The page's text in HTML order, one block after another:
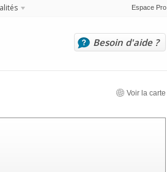
Espace Pro
Besoin d'aide ?
Voir la carte